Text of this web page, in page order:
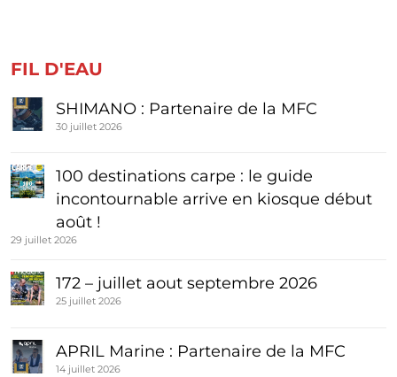
FIL D'EAU
SHIMANO : Partenaire de la MFC
30 juillet 2026
100 destinations carpe : le guide
incontournable arrive en kiosque début
août !
29 juillet 2026
172 – juillet aout septembre 2026
25 juillet 2026
APRIL Marine : Partenaire de la MFC
14 juillet 2026